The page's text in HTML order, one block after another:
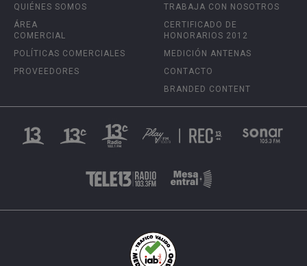
QUIÉNES SOMOS
ÁREA
COMERCIAL
POLÍTICAS COMERCIALES
PROVEEDORES
TRABAJA CON NOSOTROS
CERTIFICADO DE
HONORARIOS 2012
MEDICIÓN ANTENAS
CONTACTO
BRANDED CONTENT